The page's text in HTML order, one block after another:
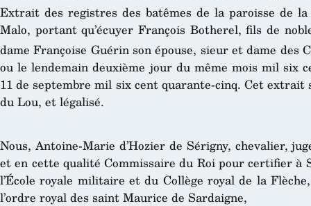
Extrait des registres des batêmes de la paroisse de
Malo, portant qu’écuyer François Botherel, fils de
dame Françoise Guérin son épouse, sieur et dame des
ou le lendemain deuxième jour du même mois mil six
11 de septembre mil six cent quarante-cinq. Cet extrait
du Lou, et légalisé.
Nous, Antoine-Marie d’Hozier de Sérigny, chevalier,
et en cette qualité Commissaire du Roi pour certifier à
l’École royale militaire et du Collège royal de la
l’ordre royal des saint Maurice de Sardaigne,